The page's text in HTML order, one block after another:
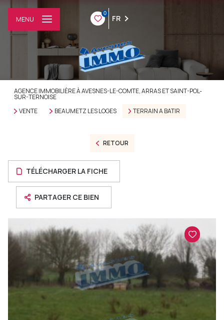
0
FR
MENU
AGENCE IMMOBILIÈRE À AVESNES-LE-COMTE, ARRAS ET SAINT-POL-
SUR-TERNOISE
VENTE
BEAUMETZ LES LOGES TERRAIN A BATIR
RETOUR
TÉLÉCHARGER LA FICHE
PARTAGER CE BIEN